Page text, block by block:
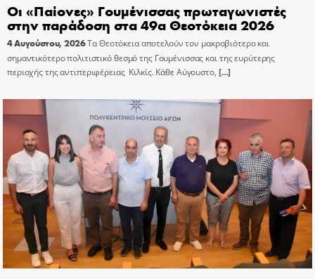
Οι «Παίονες» Γουμένισσας πρωταγωνιστές
στην παράδοση στα 49α Θεοτόκεια 2026
4 Αυγούστου, 2026Τα Θεοτόκεια αποτελούν τον μακροβιότερο και
σημαντικότερο πολιτιστικό θεσμό της Γουμένισσας και της ευρύτερης
περιοχής της αντιπεριφέρειας Κιλκίς. Κάθε Αύγουστο, […]